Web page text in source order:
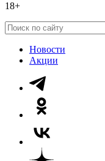
18+
Новости
Акции